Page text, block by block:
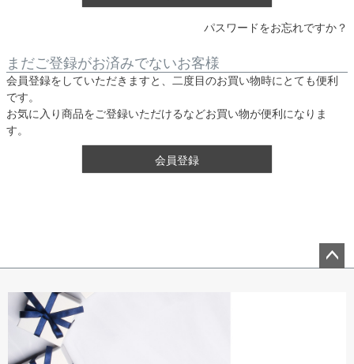
パスワードをお忘れですか？
まだご登録がお済みでないお客様
会員登録をしていただきますと、二度目のお買い物時にとても便利
です。
お気に入り商品をご登録いただけるなどお買い物が便利になりま
す。
会員登録